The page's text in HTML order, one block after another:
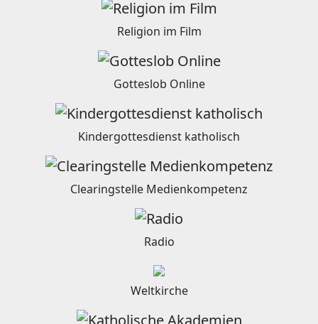
Religion im Film
Gotteslob Online
Kindergottesdienst katholisch
Clearingstelle Medienkompetenz
Radio
Weltkirche